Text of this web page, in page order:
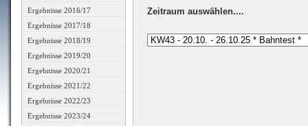
Ergebnisse 2016/17
Ergebnisse 2017/18
Ergebnisse 2018/19
Ergebnisse 2019/20
Ergebnisse 2020/21
Ergebnisse 2021/22
Ergebnisse 2022/23
Ergebnisse 2023/24
Zeitraum auswählen....